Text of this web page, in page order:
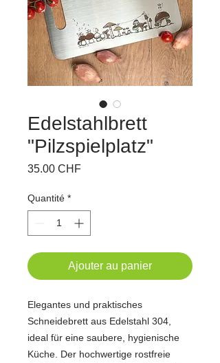
Edelstahlbrett
"Pilzspielplatz"
35.00 CHFPrix
Quantité *
Ajouter au panier
Elegantes und praktisches
Schneidebrett aus Edelstahl 304,
ideal für eine saubere, hygienische
Küche. Der hochwertige rostfreie